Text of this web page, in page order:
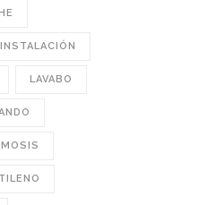
INSTALACIÓN
LAVABO